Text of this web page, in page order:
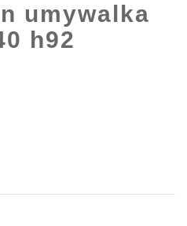
umywalka
h92